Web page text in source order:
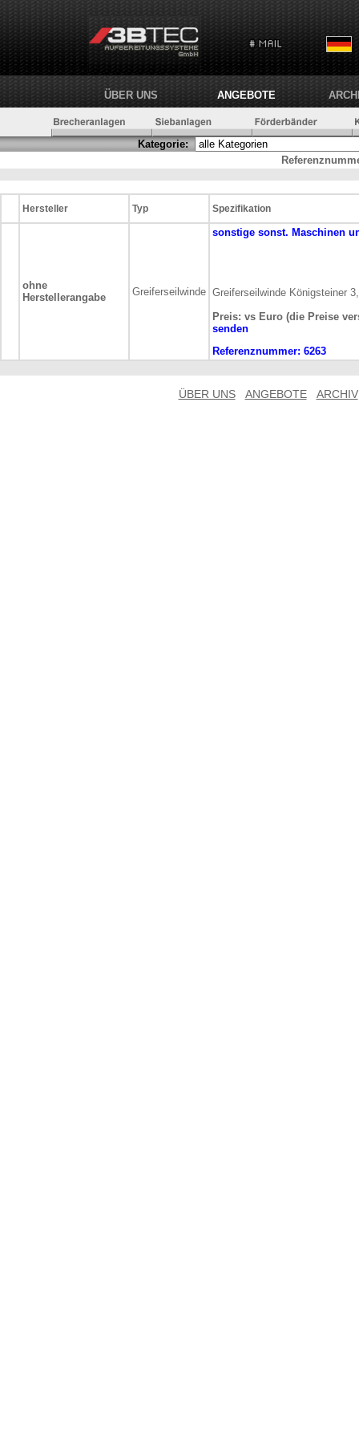
ÜBER UNS ANGEBOTE
Kategorie:
Hersteller Typ Spezifikation
ohne
Herstellerangabe
Greiferseilwinde
sonstige sonst. Maschinen
Greiferseilwinde Königsteiner
Preis: vs Euro (die Preise
senden
Referenznummer: 6263
ÜBER UNS ANGEBOTE ARCHIV